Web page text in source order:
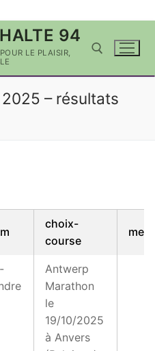
94
LE PLAISIR,
Rechercher :
– résultats
choix-
course
Antwerp
Marathon
le
19/10/2025
à Anvers